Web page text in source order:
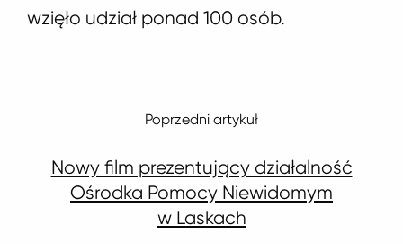
wzięło udział ponad 100 osób.
Poprzedni artykuł
Nowy film prezentujący działalność
Ośrodka Pomocy Niewidomym
w Laskach